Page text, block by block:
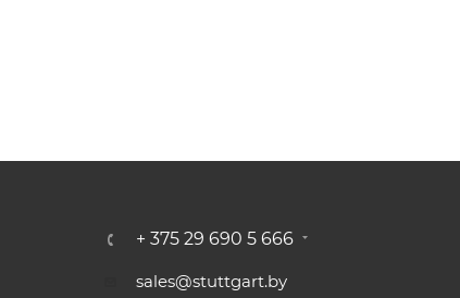
+ 375 29 690 5 666
sales@stuttgart.by